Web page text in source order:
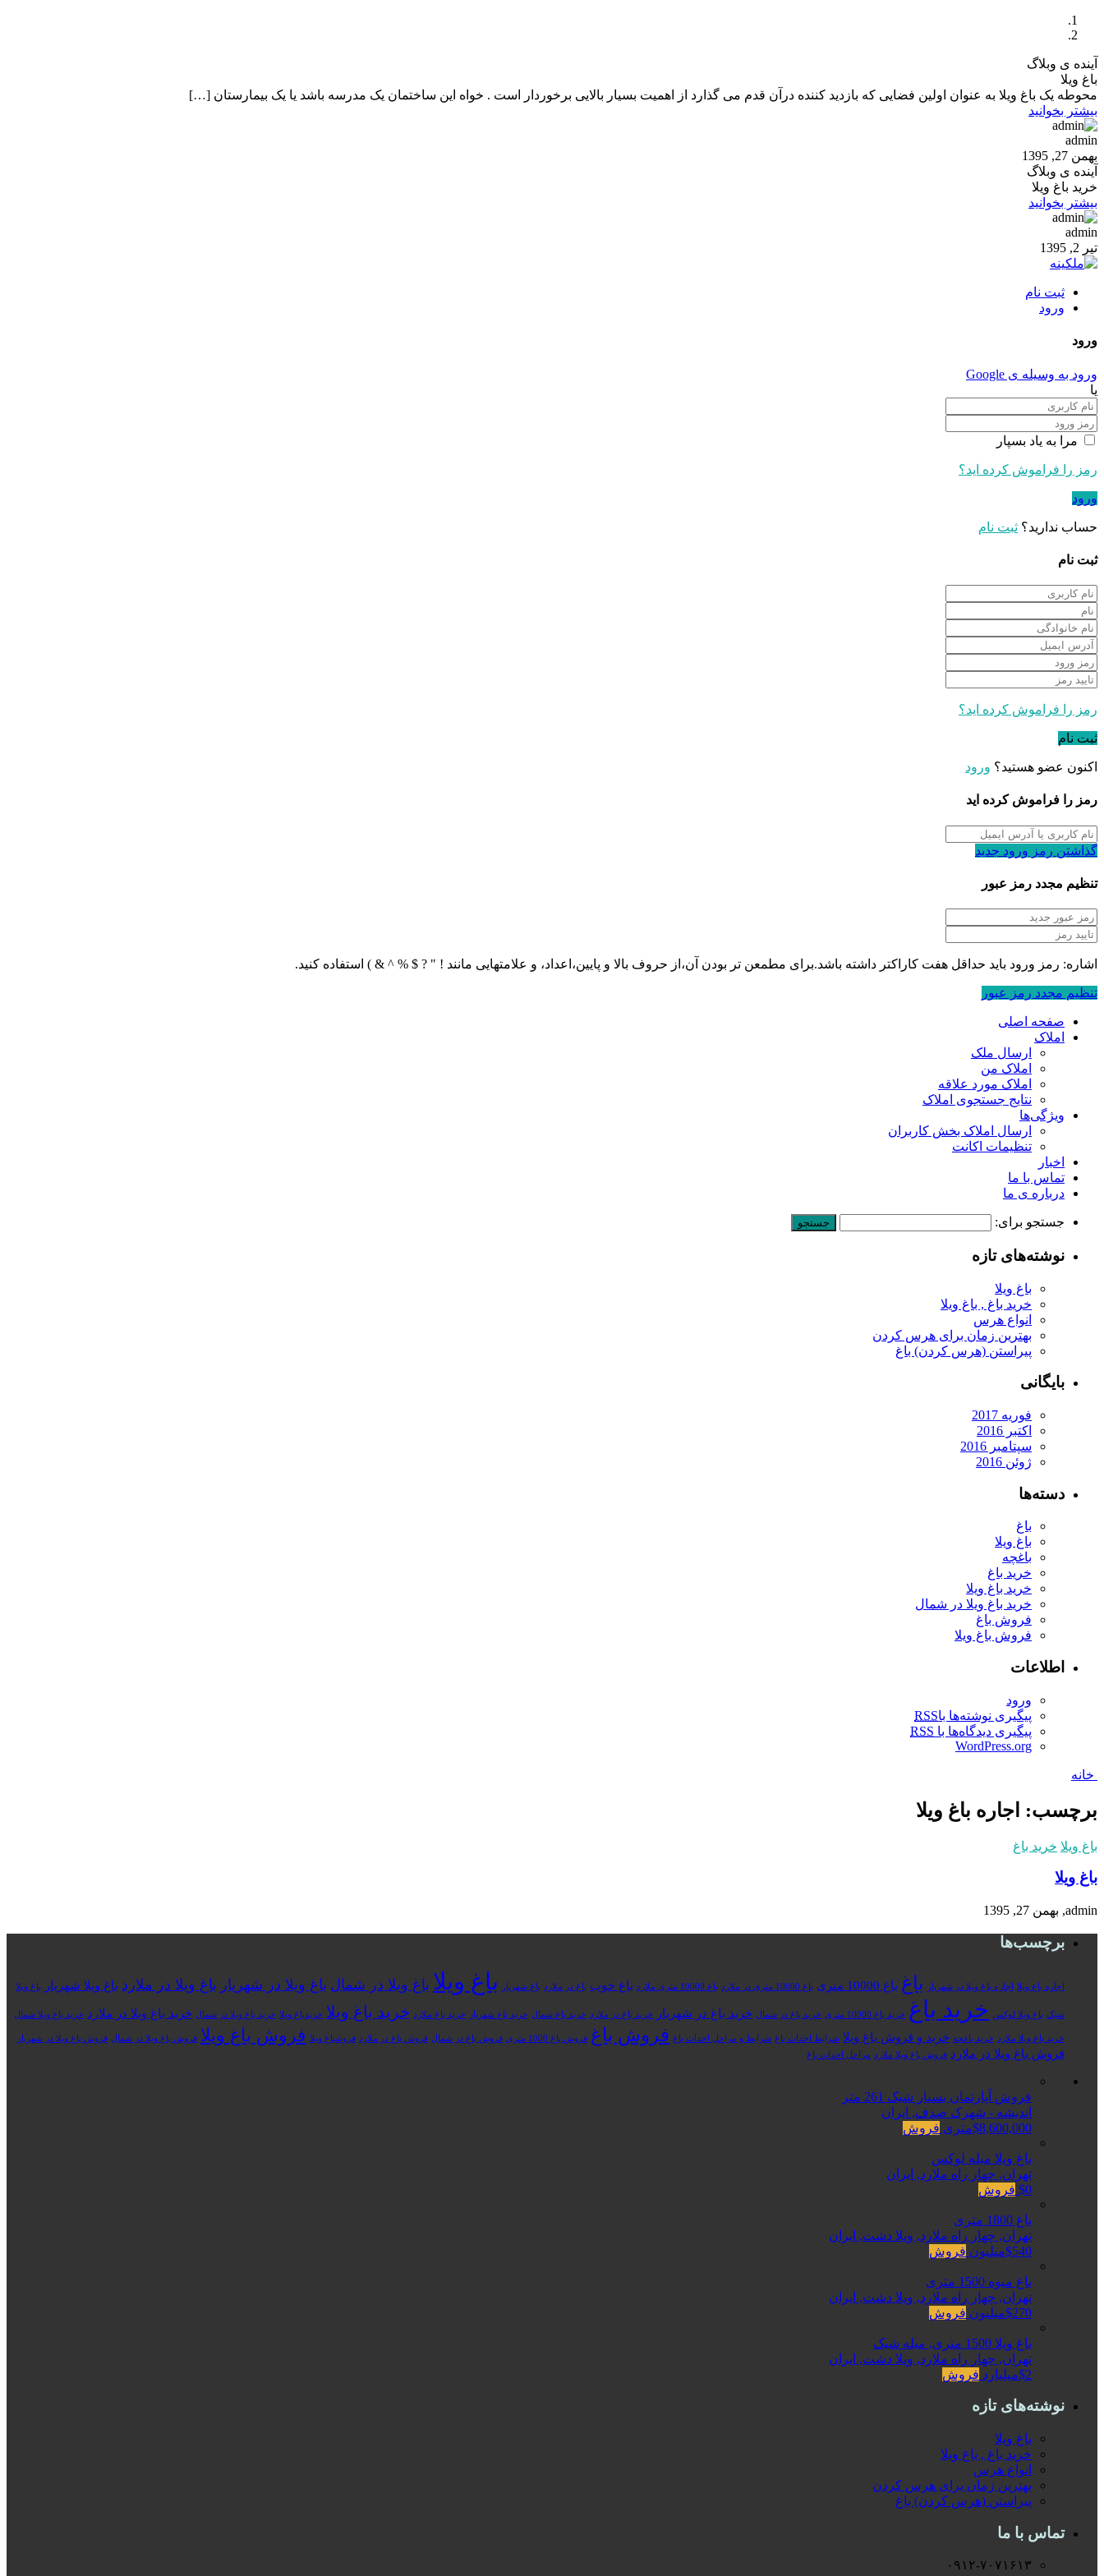
آینده ی وبلاگ
باغ ویلا
محوطه یک باغ ویلا به عنوان اولین فضایی که بازدید کننده درآن قدم می گذارد از اهمیت بسیار بالایی برخوردار است . خواه این ساختمان یک مدرسه باشد یا یک بیمارستان […]
بیشتر بخوانید
admin
بهمن 27, 1395
آینده ی وبلاگ
خرید باغ ویلا
بیشتر بخوانید
admin
تیر 2, 1395
ثبت نام
ورود
ورود
ورود به وسیله ی Google
یا
مرا به یاد بسپار
رمز را فراموش کرده اید؟
ورود
حساب ندارید؟ ثبت نام
ثبت نام
رمز را فراموش کرده اید؟
ثبت نام
اکنون عضو هستید؟ ورود
رمز را فراموش کرده اید
گذاشتن رمز ورود جدید
تنظیم مجدد رمز عبور
اشاره: رمز ورود باید حداقل هفت کاراکتر داشته باشد.برای مطمعن تر بودن آن،از حروف بالا و پایین،اعداد، و علامتهایی مانند ! " ? $ % ^ & ) استفاده کنید.
تنظیم مجدد رمز عبور
صفحه اصلی
املاک
ارسال ملک
املاک من
املاک مورد علاقه
نتایج جستجوی املاک
ویژگی‌ها
ارسال املاک بخش کاربران
تنظیمات اکانت
اخبار
تماس با ما
درباره ی ما
جستجو برای:
نوشته‌های تازه
باغ ویلا
خرید باغ , باغ ویلا
انواع هرس
بهترین زمان برای هرس کردن
پیراستن (هرس کردن) باغ
بایگانی
فوریه 2017
اکتبر 2016
سپتامبر 2016
ژوئن 2016
دسته‌ها
باغ
باغ ویلا
باغچه
خرید باغ
خرید باغ ویلا
خرید باغ ویلا در شمال
فروش باغ
فروش باغ ویلا
اطلاعات
ورود
پیگیری نوشته‌ها باRSS
پیگیری دیدگاه‌ها با RSS
WordPress.org
خانه
برچسب: اجاره باغ ویلا
باغ ویلا خرید باغ
باغ ویلا
admin, بهمن 27, 1395
برچسب‌ها
اجاره باغ ویلا اجاره باغ ویلا در شهریار باغ باغ 10000 متری باغ 10000 متری در ملارد باغ 10000 متری ملارد باغ خوب باغ در ملارد باغ شهریار باغ ویلا باغ ویلا در شمال باغ ویلا در شهریار باغ ویلا در ملارد باغ ویلا شهریار باغ ویلا
شیک باغ ویلا لوکس خرید باغ خرید باغ 10000 متری خرید باغ در شمال خرید باغ در شهریار خرید باغ در ملارد خرید باغ شمال خرید باغ شهریار خرید باغ ملارد خرید باغ ویلا خریدباغ ویلا خرید باغ ویلا در شمال خرید باغ ویلا در ملارد خرید باغ ویلا شمال
خرید باغ ویلا ملارد خرید باغچه خرید و فروش باغ ویلا شرایط احداث باغ شرایط و مراحل احداث باغ فروش باغ فروش باغ 1000 متری فروش باغ در شمال فروش باغ در ملارد فروشباغ ویلا فروش باغ ویلا فروش باغ ویلا در شمال فروش باغ ویلا در شهریار
فروش باغ ویلا در ملارد فروش باغ ویلا ملارد مراحل احداث باغ
فروش آپارتمان بسیار شیک 261 متر
اندیشه - شهرک صدف, ایران
$8,600,000متری
فروش
باغ ویلا مبله لوکس
تهران, چهار راه ملارد, ایران
$0 فروش
باغ 1800 متری
تهران, چهار راه ملارد, ویلا دشت, ایران
$540میلیون
فروش
باغ میوه 1500 متری
تهران, چهار راه ملارد, ویلا دشت, ایران
$270میلیون
فروش
باغ ویلا 1500 متری, مبله شیک
تهران, چهار راه ملارد, ویلا دشت, ایران
$2میلیارد
فروش
نوشته‌های تازه
باغ ویلا
خرید باغ , باغ ویلا
انواع هرس
بهترین زمان برای هرس کردن
پیراستن (هرس کردن) باغ
تماس با ما
۰۹۱۲-۷۰۷۱۶۱۳